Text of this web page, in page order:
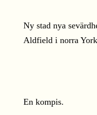
Ny stad nya
Aldfield i norra
En kompis.